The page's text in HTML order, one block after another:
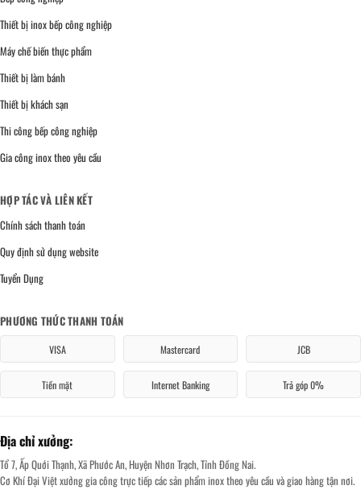
Thiết bị inox bếp công nghiệp
Máy chế biến thực phẩm
Thiết bị làm bánh
Thiết bị khách sạn
Thi công bếp công nghiệp
Gia công inox theo yêu cầu
HỢP TÁC VÀ LIÊN KẾT
Chính sách thanh toán
Quy định sử dụng website
Tuyển Dụng
PHƯƠNG THỨC THANH TOÁN
VISA Mastercard JCB
Tiền mặt Internet Banking Trả góp 0%
Địa chỉ xưởng:
Tổ 7, Ấp Quới Thạnh, Xã Phước An, Huyện Nhơn Trạch, Tỉnh Đồng Nai.
Cơ Khí Đại Việt xưởng gia công trực tiếp các sản phẩm inox theo yêu cầu và giao hàng tận nơi.